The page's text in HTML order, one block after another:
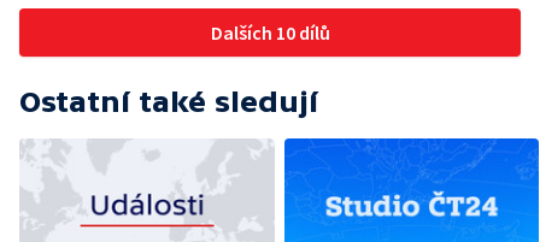
Dalších 10 dílů
Ostatní také sledují